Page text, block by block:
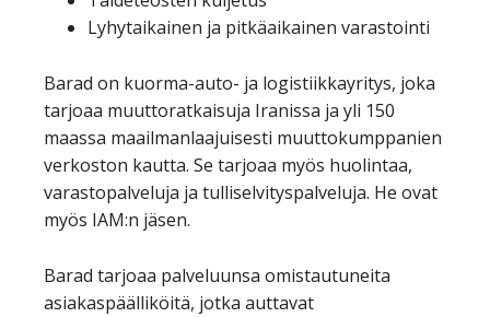
Lyhytaikainen ja pitkäaikainen varastointi
Barad on kuorma-auto- ja logistiikkayritys, joka
tarjoaa muuttoratkaisuja Iranissa ja yli 150
maassa maailmanlaajuisesti muuttokumppanien
verkoston kautta. Se tarjoaa myös huolintaa,
varastopalveluja ja tulliselvityspalveluja. He ovat
myös IAM:n jäsen.
Barad tarjoaa palveluunsa omistautuneita
asiakaspäälliköitä, jotka auttavat